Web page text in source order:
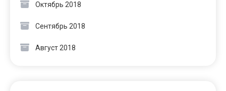
Октябрь 2018
Сентябрь 2018
Август 2018